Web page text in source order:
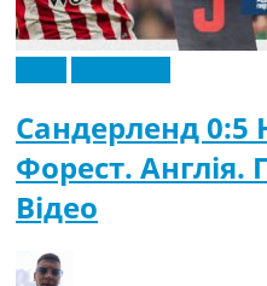
Сандерленд 0:5
Форест. Англія.
Відео